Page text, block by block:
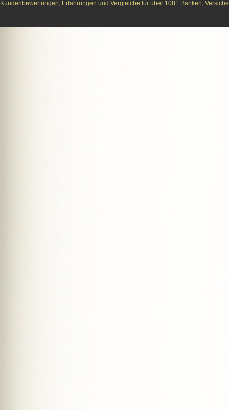
Kundenbewertungen, Erfahrungen und Vergleiche für über 1081 Banken,